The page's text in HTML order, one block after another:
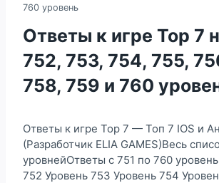
760 уровень
Ответы к игре Top 7
752, 753, 754, 755,
758, 759 и 760
Ответы к игре Top 7 — Топ 7 IOS и
(Разработчик ELIA GAMES)Весь
уровнейОтветы с 751 по 760
752 Уровень 753 Уровень 754